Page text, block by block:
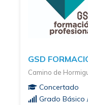
GSD
Camino de
Concertado
Grado Básico